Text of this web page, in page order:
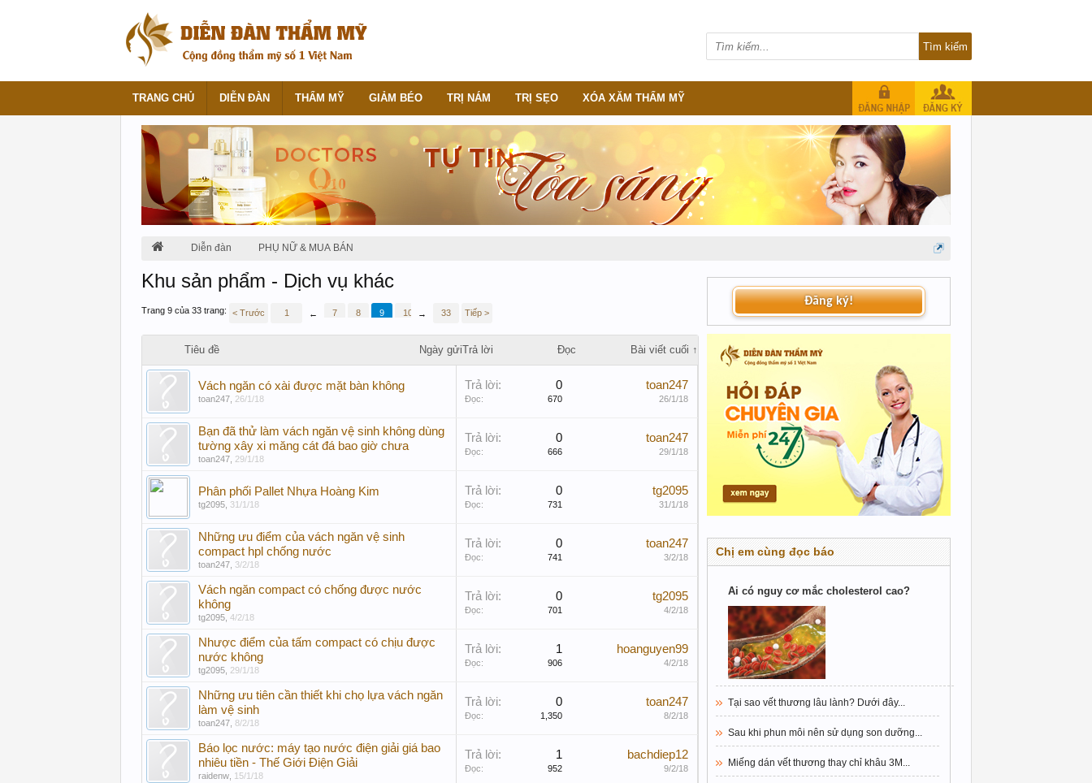
Diễn đàn PHỤ NỮ & MUA BÁN
Khu sản phẩm - Dịch vụ khác
Trang 9 của 33 trang: < Trước 1 ← 7 8 9 10 → 33 Tiếp >
Tiêu đề Ngày gửiTrả lời Đọc Bài viết cuối ↑
Vách ngăn có xài được mặt bàn không
toan247 26/1/18
Trả lời: 0
Đọc: 670
toan247
26/1/18
Bạn đã thử làm vách ngăn vệ sinh không dùng
tường xây xi măng cát đá bao giờ chưa
toan247 29/1/18
Trả lời: 0
Đọc: 666
toan247
29/1/18
Phân phối Pallet Nhựa Hoàng Kim
tg2095 31/1/18
Trả lời: 0
Đọc: 731
tg2095
31/1/18
Những ưu điểm của vách ngăn vệ sinh
compact hpl chống nước
toan247 3/2/18
Trả lời: 0
Đọc: 741
toan247
3/2/18
Vách ngăn compact có chống được nước
không
tg2095 4/2/18
Trả lời: 0
Đọc: 701
tg2095
4/2/18
Nhược điểm của tấm compact có chịu được
nước không
tg2095 29/1/18
Trả lời: 1
Đọc: 906
hoanguyen99
4/2/18
Những ưu tiên cần thiết khi chọ lựa vách ngăn
làm vệ sinh
toan247 8/2/18
Trả lời: 0
Đọc: 1,350
toan247
8/2/18
Báo lọc nước: máy tạo nước điện giải giá bao
nhiêu tiền - Thế Giới Điện Giải
raidenw 15/1/18
Trả lời: 1
Đọc: 952
bachdiep12
9/2/18
Đăng ký!
Chị em cùng đọc báo
Ai có nguy cơ mắc cholesterol cao?
Tại sao vết thương lâu lành? Dưới đây...
Sau khi phun môi nên sử dụng son dưỡng...
Miếng dán vết thương thay chỉ khâu 3M...
TRANG CHỦ DIỄN ĐÀN THẨM MỸ GIẢM BÉO TRỊ NÁM TRỊ SẸO XÓA XĂM THẨM MỸ